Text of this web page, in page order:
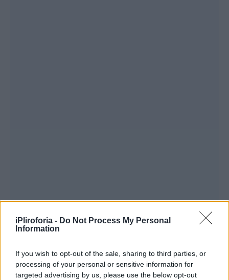
iPliroforia - Do Not Process My Personal
Information
If you wish to opt-out of the sale, sharing to third parties, or
processing of your personal or sensitive information for
targeted advertising by us, please use the below opt-out